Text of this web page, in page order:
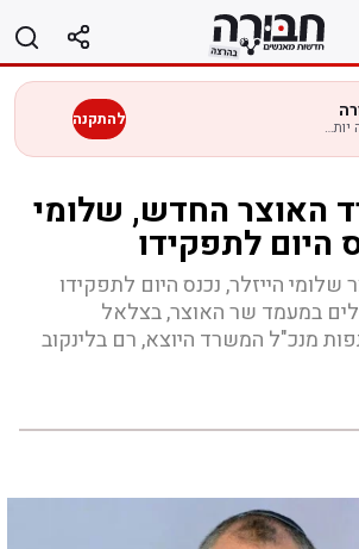
חדשות מאנשים — מהירה יותר בנייד להתקנה
האוצר החדש, שלומי
היום לתפקידו
הייזלר, נכנס היום לתפקידו
במעמד שר האוצר, בצלאל
מנכ"ל המשרד היוצא, רם בלינקוב